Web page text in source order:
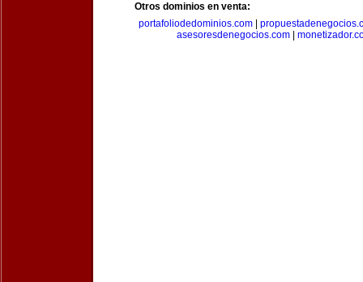
Otros dominios en venta:
portafoliodedominios.com|
asesoresdenegocios.com